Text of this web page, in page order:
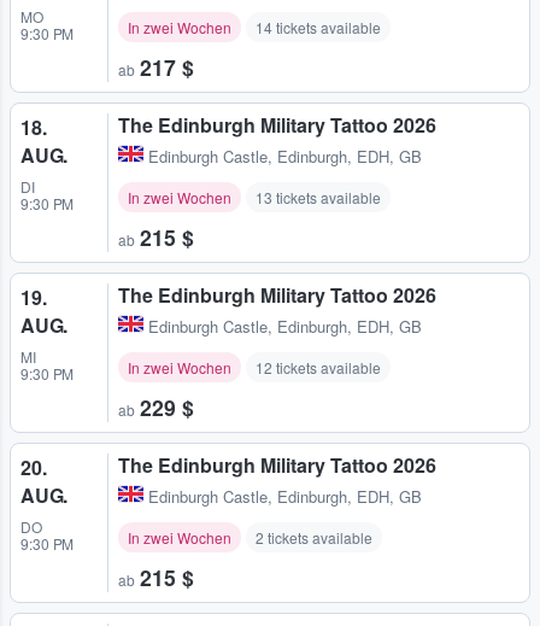
MO
9:30 PM
In zwei Wochen 14 tickets available
ab 217 $
18.
AUG.
DI
9:30 PM
The Edinburgh Military Tattoo 2026
Edinburgh Castle, Edinburgh, EDH, GB
In zwei Wochen 13 tickets available
ab 215 $
19.
AUG.
MI
9:30 PM
The Edinburgh Military Tattoo 2026
Edinburgh Castle, Edinburgh, EDH, GB
In zwei Wochen 12 tickets available
ab 229 $
20.
AUG.
DO
9:30 PM
The Edinburgh Military Tattoo 2026
Edinburgh Castle, Edinburgh, EDH, GB
In zwei Wochen 2 tickets available
ab 215 $